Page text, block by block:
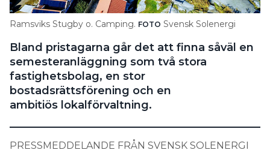
Search for:
SEARCH
Ramsviks Stugby o. Camping. FOTO Svensk Solenergi
Bland pristagarna går det att finna såväl en
semesteranläggning som två stora
fastighetsbolag, en stor
bostadsrättsförening och en
ambitiös lokalförvaltning.
PRESSMEDDELANDE FRÅN SVENSK SOLENERGI